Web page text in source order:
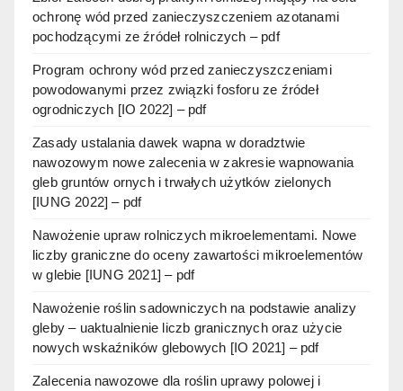
ochronę wód przed zanieczyszczeniem azotanami
pochodzącymi ze źródeł rolniczych – pdf
Program ochrony wód przed zanieczyszczeniami
powodowanymi przez związki fosforu ze źródeł
ogrodniczych [IO 2022] – pdf
Zasady ustalania dawek wapna w doradztwie
nawozowym nowe zalecenia w zakresie wapnowania
gleb gruntów ornych i trwałych użytków zielonych
[IUNG 2022] – pdf
Nawożenie upraw rolniczych mikroelementami. Nowe
liczby graniczne do oceny zawartości mikroelementów
w glebie [IUNG 2021] – pdf
Nawożenie roślin sadowniczych na podstawie analizy
gleby – uaktualnienie liczb granicznych oraz użycie
nowych wskaźników glebowych [IO 2021] – pdf
Zalecenia nawozowe dla roślin uprawy polowej i